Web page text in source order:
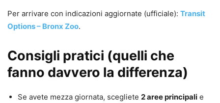
Per arrivare con indicazioni aggiornate (ufficiale): Transit
Options – Bronx Zoo.
Consigli pratici (quelli che
fanno davvero la differenza)
Se avete mezza giornata, scegliete 2 aree principali e